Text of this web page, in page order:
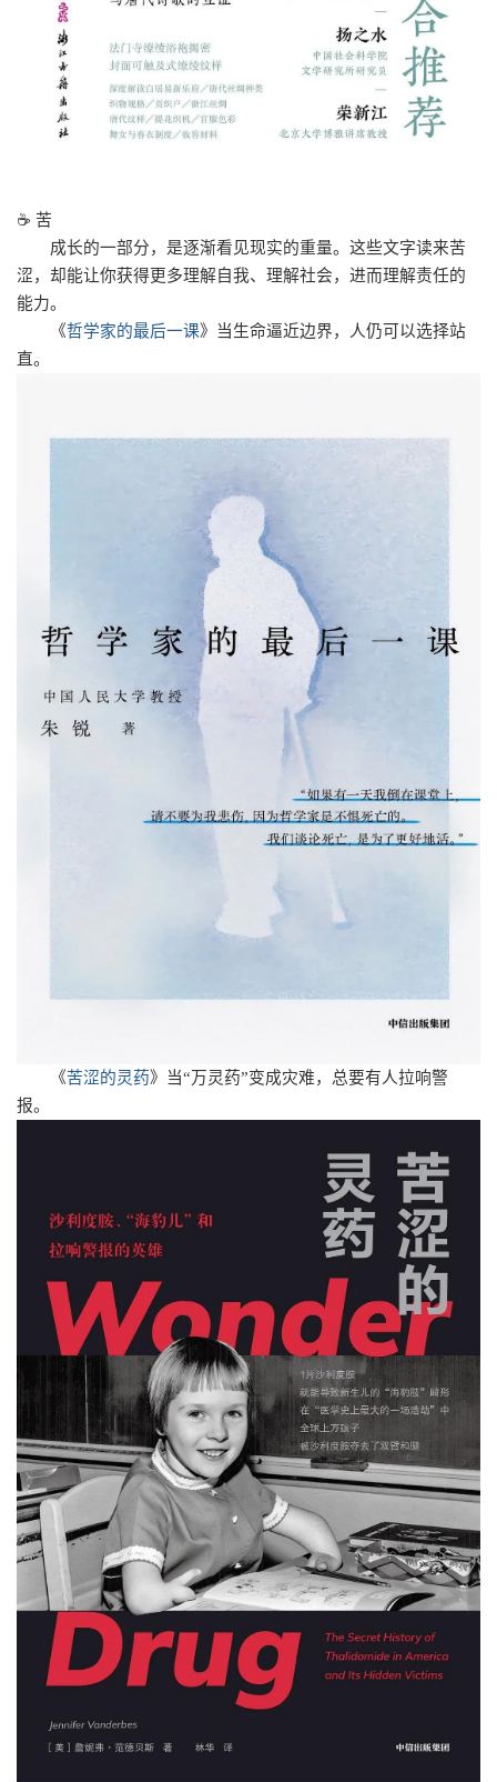
☕ 苦
成长的一部分，是逐渐看见现实的重量。这些文字读来苦
涩，却能让你获得更多理解自我、理解社会，进而理解责任的
能力。
《哲学家的最后一课》
当生命逼近边界，人仍可以选择站
直。
《苦涩的灵药》
当“万灵药”变成灾难，总要有人拉响警
报。